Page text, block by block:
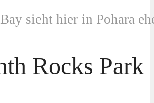
sieht hier in Pohara
Rocks Park